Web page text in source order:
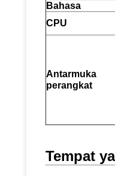
Bahasa
CPU
Antarmuka
perangkat
Tempat